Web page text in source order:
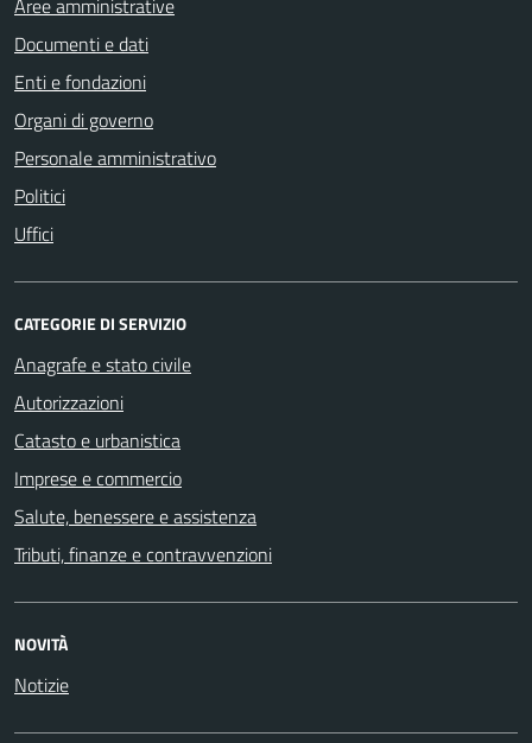
Documenti e dati
Enti e fondazioni
Organi di governo
Personale amministrativo
Politici
Uffici
CATEGORIE DI SERVIZIO
Anagrafe e stato civile
Autorizzazioni
Catasto e urbanistica
Imprese e commercio
Salute, benessere e assistenza
Tributi, finanze e contravvenzioni
NOVITÀ
Notizie